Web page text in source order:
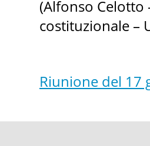
(Alfonso
costituzionale –
Riunione del 17